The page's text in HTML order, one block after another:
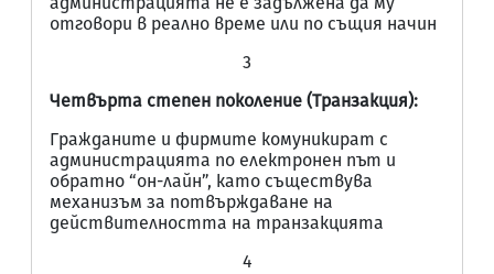
отговори в реално време или по същия начин
3
Четвърта степен поколение (Транзакция):
Гражданите и фирмите комуникират с
администрацията по електронен път и
обратно “он-лайн”, като съществува
механизъм за потвърждаване на
действителността на транзакцията
4